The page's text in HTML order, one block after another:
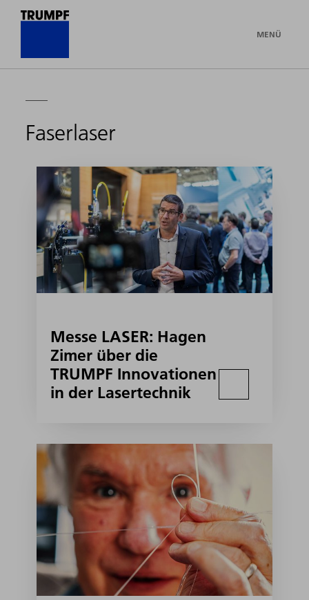
MENÜ
Faserlaser
Messe LASER: Hagen
Zimer über die
TRUMPF Innovationen
in der Lasertechnik